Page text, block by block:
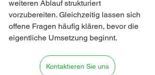
weiteren Ablauf strukturiert
vorzubereiten. Gleichzeitig lassen sich
offene Fragen häufig klären, bevor die
eigentliche Umsetzung beginnt.
Kontaktieren Sie uns